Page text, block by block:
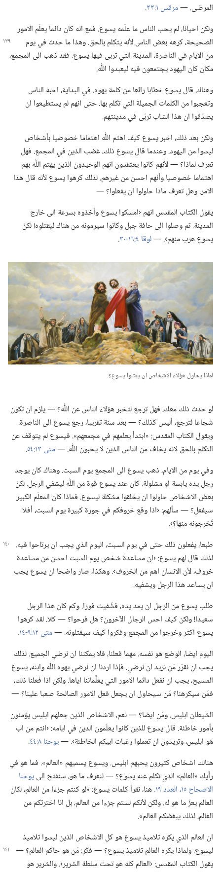
المرضى.‏ —‏مرقس ١:‏٣٣
‏.‏
ولكن احيانا،‏ لم يحب الناس ما علّمه يسوع.‏ فمع انه كان دائما يعلّم الامور
الصحيحة،‏ كرهه بعض الناس لأنه يتكلم بالحق.‏ وهذا ما حدث في يوم
من الايام في الناصرة،‏ المدينة التي تربى فيها يسوع.‏ فقد ذهب الى المجمع،‏
مكان كان اليهود يجتمعون فيه ليعبدوا اللّٰه.‏
وهناك،‏ قال يسوع خطابا رائعا من كلمة يهوه.‏ في البداية،‏ احبه الناس
وتعجبوا من الكلمات الجميلة التي تكلم بها.‏ حتى انهم لم يستطيعوا ان
يصدّقوا ان هذا الشاب تربّى في مدينتهم.‏
ولكن بعد ذلك،‏ اخبر يسوع كيف اهتم اللّٰه اهتماما خصوصيا بأشخاص
ليسوا من اليهود.‏ وعندما قال يسوع ذلك،‏ غضب الذين في المجمع.‏ فهل
تعرف لماذا؟‏ —‏ لأنهم كانوا يعتقدون انهم الوحيدون الذين يهتم اللّٰه بهم
اهتماما خصوصيا وأنهم احسن من غيرهم.‏ لذلك كرهوا يسوع لأنه قال هذا
الامر.‏ وهل تعرف ماذا حاولوا ان يفعلوا؟‏ —‏
يقول الكتاب المقدس انهم ‹امسكوا يسوع وأخذوه بسرعة الى خارج
المدينة.‏ ثم وصلوا الى حافة جبل وكانوا سيرمونه من هناك ليقتلوه!‏ لكنّ
يسوع هرب منهم›.‏ —‏لوقا ٤:‏​١٦-‏٣٠ ‏.‏
لماذا يحاول هؤلاء الاشخاص ان يقتلوا يسوع؟‏
لو حدث ذلك معك،‏ فهل ترجع لتخبر هؤلاء الناس عن اللّٰه؟‏ —‏ يلزم ان تكون
شجاعا لترجع،‏ أليس كذلك؟‏ —‏ بعد سنة تقريبا،‏ رجع يسوع الى الناصرة.‏
ويقول الكتاب المقدس:‏ «ابتدأ يعلمهم في مجمعهم».‏ فيسوع لم يتوقف عن
التكلم بالحق لانه يخاف من الناس الذين لا يحبون اللّٰه.‏ —‏متى ١٣:‏٥٤
‏.‏
وفي يوم من الايام،‏ ذهب يسوع الى المجمع يوم السبت.‏ وهناك كان يوجد
رجل يده يابسة او مشلولة.‏ كان عند يسوع قوة من اللّٰه ليشفي الرجل.‏ لكنّ
بعض الاشخاص حاولوا ان يخلقوا مشكلة ليسوع.‏ فماذا كان المعلّم الكبير
سيفعل؟‏ —‏ سألهم:‏ ‹اذا وقع خروفكم في جورة كبيرة يوم السبت،‏ أفلا
تُخرجونه منها؟‏›.‏
طبعا،‏ يفعلون ذلك حتى في يوم السبت،‏ اليوم الذي يجب ان يرتاحوا فيه.‏
لذلك قال لهم يسوع:‏ ‹ان مساعدة شخص يوم السبت احسن من مساعدة
خروف،‏ لأن الانسان اهم من الخروف›.‏ وهكذا،‏ صار واضحا ان يسوع يجب
ان يساعد هذا الرجل ويشفيه.‏
طلب يسوع من الرجل ان يمد يده،‏ فشُفيت فورا.‏ وكم كان هذا الرجل
سعيدا!‏ ولكن كيف احس الرجال الآخرون؟‏ هل فرحوا؟‏ —‏ كلا.‏ لقد كرهوا
يسوع اكثر وخرجوا من المجمع وفكروا كيف سيقتلونه.‏ —‏متى ١٢:‏​٩-‏١٤
‏.‏
اليوم ايضا،‏ الوضع هو نفسه.‏ مهما فعلنا،‏ فلا يمكننا ان نرضي الجميع.‏ لذلك
يجب ان نقرّر مَن نريد ان نرضي.‏ فإذا اردنا ان نرضي يهوه اللّٰه وابنه،‏ يسوع
المسيح،‏ يجب ان نفعل دائما الامور التي يعلِّماننا اياها.‏ ولكن اذا فعلنا ذلك،‏
فمَن سيكرهنا؟‏ مَن سيحاول ان يجعل فعل الامور الصالحة صعبا علينا؟‏ —‏
الشيطان ابليس.‏ ومَن ايضا؟‏ —‏ نعم،‏ الاشخاص الذين جعلهم ابليس يؤمنون
بأمور خاطئة.‏ قال يسوع للذين كانوا يعلّمون الدين في ايامه:‏ ‹انتم من اب
هو ابليس،‏ وتريدون ان تعملوا رغبات ابيكم الخاطئة›.‏ —‏يوحنا ٨:‏٤٤
‏.‏
هنالك اشخاص كثيرون يحبهم ابليس.‏ ويسوع يسميهم «العالم».‏ فما هو في
رأيك «العالم» الذي تكلم عنه يسوع؟‏ —‏ لنعرف ما هو،‏ سنفتح الىيوحنا
الاصحاح ١٥،‏ العدد ١٩.‏
هنا،‏ نقرأ كلمات يسوع:‏ «لو كنتم جزءا من العالم،‏ لكان
العالم يعزّ ما هو له.‏ ولكن لأنكم لستم جزءا من العالم،‏ بل انا اخترتكم من
العالم،‏ لذلك يبغضكم العالم».‏
ان العالم الذي يكره تلاميذ يسوع هو كل الاشخاص الذين ليسوا تلاميذ
ليسوع.‏ ولماذا يكره العالم تلاميذ يسوع؟‏ —‏ فكّر:‏ مَن هو حاكم العالم؟‏ —‏
يقول الكتاب المقدس:‏ ‹العالم كله هو تحت سلطة الشرير›.‏ والشرير هو